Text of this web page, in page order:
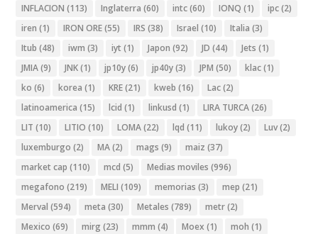
INFLACION (113) Inglaterra (60) intc(60) IONQ (1) ipc(2)
iren (1) IRON ORE(55) IRS (38) Israel (10) Italia (3)
Itub (48) iwm (3) iyt (1) Japon (92) JD (44) Jets (1)
JMIA(9) JNK(1) jp10y(6) jp40y(3) JPM (50) klac(1)
ko (6) korea (1) KRE(21) kweb (16) Lac(2)
latinoamerica (15) lcid (1) linkusd (1) LIRA TURCA(26)
LIT (10) LITIO (10) LOMA(22) lqd (11) lukoy(2) Luv(2)
luxemburgo (2) MA(2) mags (9) maiz (37)
market cap (110) mcd (5) Medias moviles (996)
megafono (219) MELI (109) memorias (3) mep (21)
Merval (594) meta (30) Metales (789) metr(2)
Mexico (69) mirg (23) mmm (4) Moex (1) moh (1)